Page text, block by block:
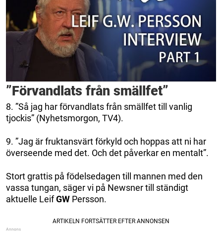
”Förvandlats från smällfet”
8. ”Så jag har förvandlats från smällfet till vanlig
tjockis” (Nyhetsmorgon, TV4).
9. ”Jag är fruktansvärt förkyld och hoppas att ni har
överseende med det. Och det påverkar en mentalt”.
Stort grattis på födelsedagen till mannen med den
vassa tungan, säger vi på Newsner till ständigt
aktuelle LeifGW Persson.